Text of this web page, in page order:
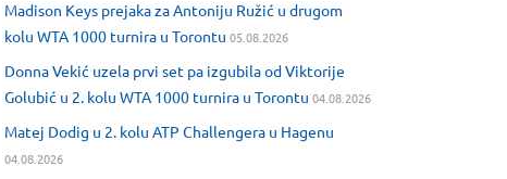
Madison Keys prejaka za Antoniju Ružić u drugom
kolu WTA 1000 turnira u Torontu 05.08.2026
Donna Vekić uzela prvi set pa izgubila od Viktorije
Golubić u 2. kolu WTA 1000 turnira u Torontu 04.08.2026
Matej Dodig u 2. kolu ATP Challengera u Hagenu
04.08.2026